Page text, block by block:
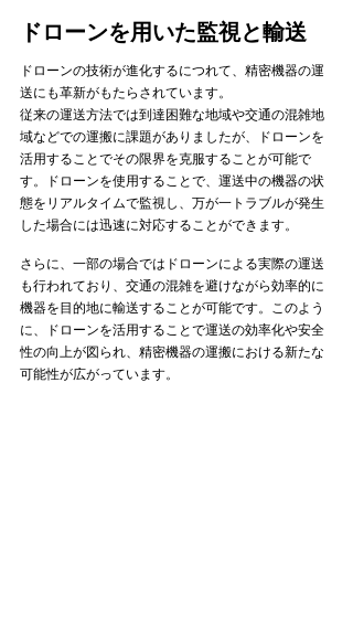
ドローンを用いた監視と輸送
ドローンの技術が進化するにつれて、精密機器の運
送にも革新がもたらされています。
従来の運送方法では到達困難な地域や交通の混雑地
域などでの運搬に課題がありましたが、ドローンを
活用することでその限界を克服することが可能で
す。ドローンを使用することで、運送中の機器の状
態をリアルタイムで監視し、万が一トラブルが発生
した場合には迅速に対応することができます。
さらに、一部の場合ではドローンによる実際の運送
も行われており、交通の混雑を避けながら効率的に
機器を目的地に輸送することが可能です。このよう
に、ドローンを活用することで運送の効率化や安全
性の向上が図られ、精密機器の運搬における新たな
可能性が広がっています。